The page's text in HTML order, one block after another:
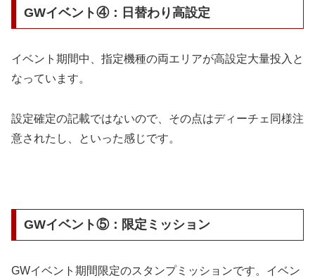
GWイベント④：日替わり高設定
イベント期間中、指定機種の両エリアが高設定大量投入と
なっています。
設定確定の記載ではないので、その点はディーチェ同様注
意されたし、といった感じです。
GWイベント⑤：限定ミッション
GWイベント期間限定のスタンプミッションです。 イベン